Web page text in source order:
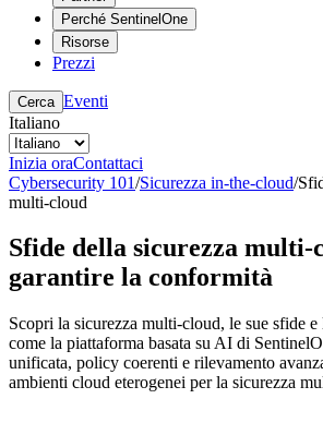
Perché SentinelOne
Risorse
Prezzi
Cerca Eventi
Italiano
Inizia oraContattaci
Cybersecurity 101/Sicurezza in-the-cloud/
multi-cloud
Sfide della sicurezza multi-
garantire la conformità
Scopri la sicurezza multi-cloud, le sue sfide e
come la piattaforma basata su AI di
unificata, policy coerenti e rilevamento
ambienti cloud eterogenei per la sicurezza